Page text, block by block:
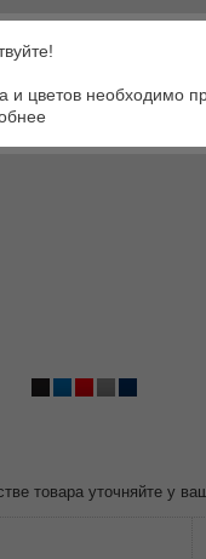
товара уточняйте у
и цветов необходимо